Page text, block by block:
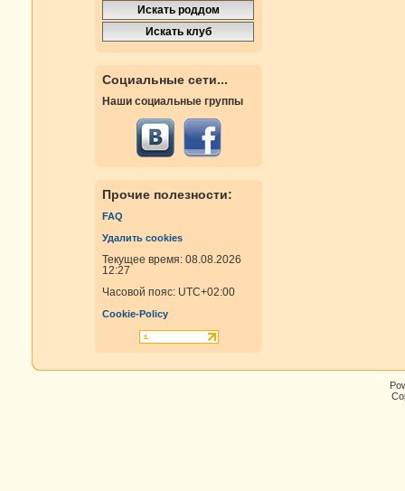
Социальные сети...
Наши социальные группы
Прочие полезности:
FAQ
Удалить cookies
Текущее время: 08.08.2026
12:27
Часовой пояс: UTC+02:00
Cookie-Policy